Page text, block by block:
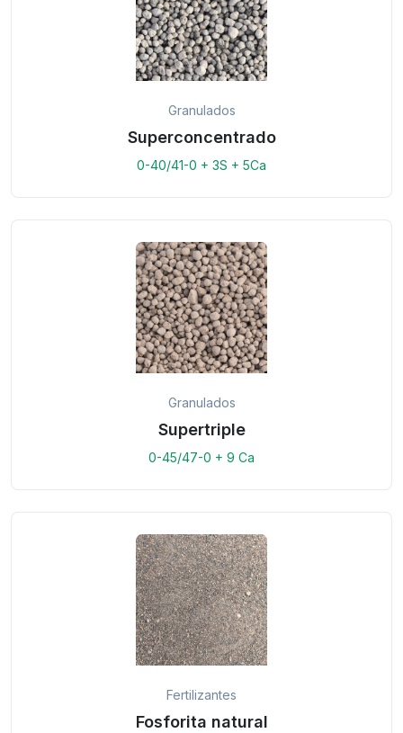
Granulados
Superconcentrado
0-40/41-0 + 3S + 5Ca
Granulados
Supertriple
0-45/47-0 + 9 Ca
Fertilizantes
Fosforita natural